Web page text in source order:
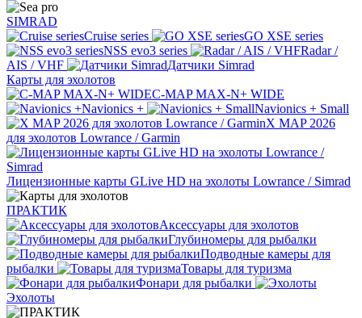
SIMRAD
Cruise series
GO XSE series
NSS evo3 series
Radar /
AIS / VHF
Датчики Simrad
Карты для эхолотов
C-MAP MAX-N+ WIDE
Navionics +
Navionics + Small
X MAP 2026
для эхолотов Lowrance / Garmin
Лицензионные карты GLive HD на эхолоты Lowrance / Simrad
ПРАКТИК
Аксессуары для эхолотов
Глубиномеры для рыбалки
Подводные камеры для
рыбалки
Товары для туризма
Фонари для рыбалки
Эхолоты